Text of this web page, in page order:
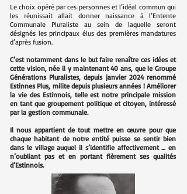
Le choix opéré par ces personnes et l’idéal commun qui
les réunissait allait donner naissance à l’Entente
Communale Pluraliste au sein de laquelle seront
désignés les principaux élus des premières mandatures
d’après fusion.
C’est notamment dans le but faire renaître ces idées et
cette vision, née il y maintenant 40 ans, que le Groupe
Générations Pluralistes, depuis janvier 2024 renommé
Estinnes Plus, milite depuis plusieurs années ! Améliorer
la vie des Estinnois, telle est notre principale mission
en tant que groupement politique et citoyen, intéressé
par la gestion communale.
Il nous appartient de tout mettre en œuvre pour que
chaque habitant de notre entité puisse se sentir bien
dans le village auquel il s’identifie affectivement … en
n’oubliant pas et en portant fièrement ses qualités
d’Estinnois.